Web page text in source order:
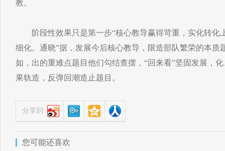
教。
阶段性效果只是第一步“核心教导赢得苛重，实化转化
细化。通晓”据，发展今后核心教导，限造部队繁荣的本质
如，出的重难点题目他们勾结查摆，“回来看”坚固发展，
果轨造，反弹回潮造止题目。
分享到
您可能还喜欢